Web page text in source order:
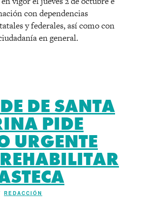
con dependencias
y federales, así como con
en general.
DE SANTA
PIDE
URGENTE
REDACCIÓN